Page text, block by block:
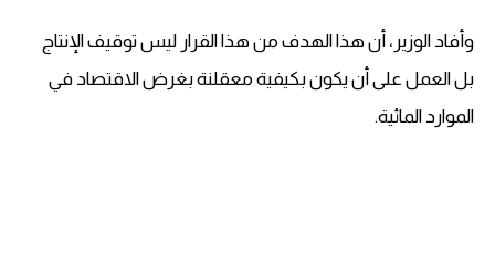
وأفاد الوزير، أن هذا الهدف من هذا القرار ليس توقيف الإنتاج
بل العمل على أن يكون بكيفية معقلنة بغرض الاقتصاد في
الموارد المائية.